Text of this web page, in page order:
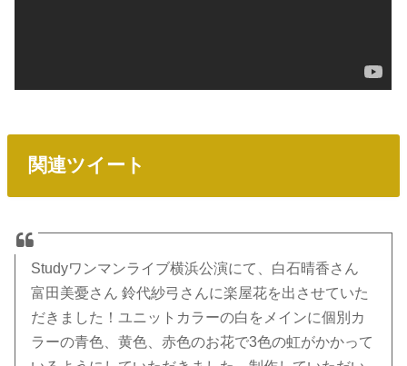
関連ツイート
Studyワンマンライブ横浜公演にて、白石晴香さん
富田美憂さん 鈴代紗弓さんに楽屋花を出させていた
だきました！ユニットカラーの白をメインに個別カ
ラーの青色、黄色、赤色のお花で3色の虹がかかって